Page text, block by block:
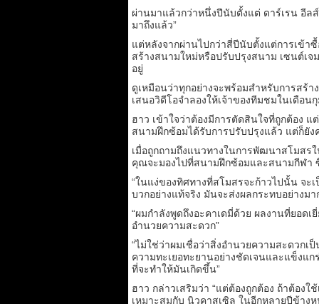
ผ่านมาแล้วกว่าหนึ่งปีนับตั้งแต่ ดาร์เรน อีล
มาถึงแล้ว”
แต่หลังจากผ่านไปกว่าสี่ปีนับตั้งแต่การเข้า
สร้างสนามใหม่หรือปรับปรุงสนาม เซนต์เ
อยู่
ดูเหมือนว่าทุกอย่างจะพร้อมสำหรับการสร้
เสนอวิดีโอจำลองให้เจ้าของทีมชมในเดือ
ฮาว เข้าใจว่าต้องมีการตัดสินใจที่ถูกต้อง
สนามฝึกซ้อมได้รับการปรับปรุงแล้ว แต่ก็ยั
เมื่อถูกถามถึงแนวทางในการพัฒนาสโมสร
คุณจะมองไปที่สนามฝึกซ้อมและสนามกีฬา
“ในแง่ของทิศทางที่สโมสรจะก้าวไปนั้น จะ
บวกอย่างแท้จริง มันจะส่งผลกระทบอย่างมา
“ผมกำลังพูดถึงอะคาเดมี่ด้วย ผลงานที่ยอด
อำนวยความสะดวก”
“ไม่ใช่ว่าผมเชื่อว่าสิ่งอำนวยความสะดวก
ความทะเยอทะยานอย่างชัดเจนและแข็งแ
ที่จะทำให้มันเกิดขึ้น”
ฮาว กล่าวเสริมว่า “แต่ต้องถูกต้อง ถ้าต้อง
เหมาะสมกับ นิวคาสเซิล ในอีกหลายปีข้าง